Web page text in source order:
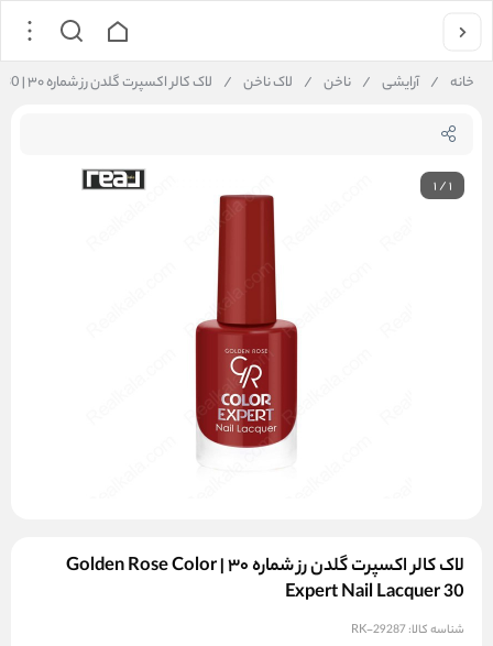
خانه / آرایشی / ناخن / لاک ناخن / لاک کالر اکسپرت گلدن رز شماره ۳۰ | Golden Rose Color Expert Nail Lacquer 30
1/1
لاک کالر اکسپرت گلدن رز شماره ۳۰ | Golden Rose Color
Expert Nail Lacquer 30
شناسه کالا: RK-29287